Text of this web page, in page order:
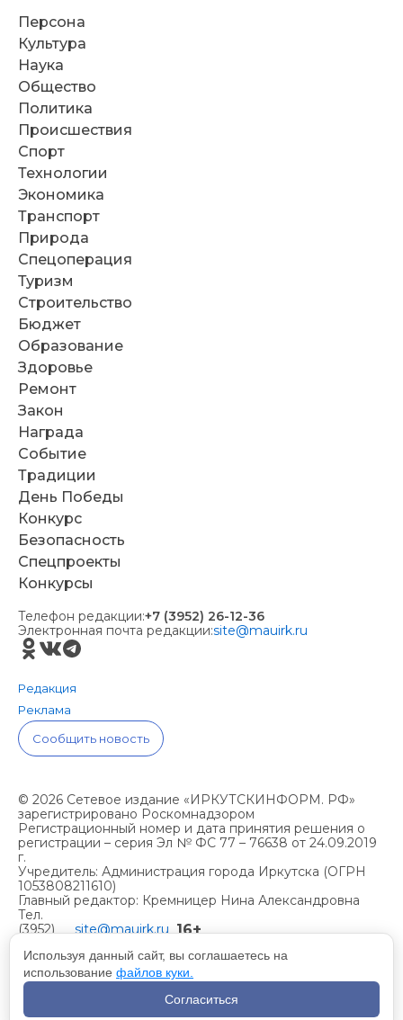
Персона
Культура
Наука
Общество
Политика
Происшествия
Спорт
Технологии
Экономика
Транспорт
Природа
Спецоперация
Туризм
Строительство
Бюджет
Образование
Здоровье
Ремонт
Закон
Награда
Событие
Традиции
День Победы
Конкурс
Безопасность
Спецпроекты
Конкурсы
Телефон редакции:+7 (3952) 26-12-36
Электронная почта редакции:site@mauirk.ru
Редакция
Реклама
Сообщить новость
© 2026 Сетевое издание «ИРКУТСКИНФОРМ. РФ»
зарегистрировано Роскомнадзором
Регистрационный номер и дата принятия решения о
регистрации – серия Эл № ФС 77 – 76638 от 24.09.2019
г.
Учредитель: Администрация города Иркутска (ОГРН
1053808211610)
Главный редактор: Кремницер Нина Александровна
Тел.
(3952)
site@mauirk.ru 16+
Учетная политика организации
Политика конфиденциальности
Используя данный сайт, вы соглашаетесь на
использование файлов куки.
Согласиться